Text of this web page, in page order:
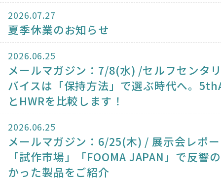
2026.07.27
夏季休業のお知らせ
2026.06.25
メールマガジン：7/8(水) /セルフセンタ
バイスは「保持方法」で選ぶ時代へ。
とHWRを比較します！
2026.06.25
メールマガジン：6/25(木) / 展示会レポ
「試作市場」「FOOMA JAPAN」で反響
かった製品をご紹介